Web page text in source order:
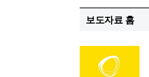
보도자료 홈